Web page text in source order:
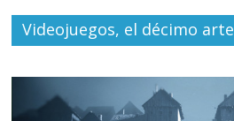
Videojuegos, el décimo arte